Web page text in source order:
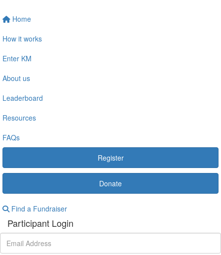
Home
How it works
Enter KM
About us
Leaderboard
Resources
FAQs
Register
Donate
Find a Fundraiser
Participant Login